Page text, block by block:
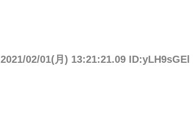
2021/02/01(月) 13:21:21.09 ID:yLH9sGEl